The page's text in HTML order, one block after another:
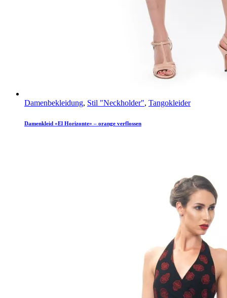
Damenbekleidung, Stil "Neckholder", Tangokleider
Damenkleid «El Horizonte» – orange verflossen